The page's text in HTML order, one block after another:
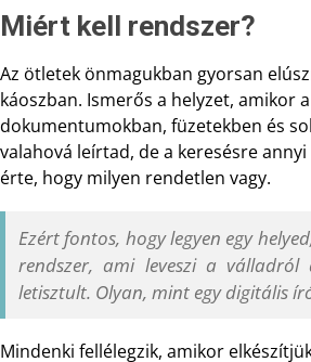
Miért kell rendszer?
Az ötletek önmagukban gyorsan
káoszban. Ismerős a helyzet, amikor
dokumentumokban, füzetekben és
valahová leírtad, de a keresésre
érte, hogy milyen rendetlen vagy.
Ezért fontos, hogy legyen egy
rendszer, ami leveszi a válladról
letisztult. Olyan, mint egy digitális
Mindenki fellélegzik, amikor